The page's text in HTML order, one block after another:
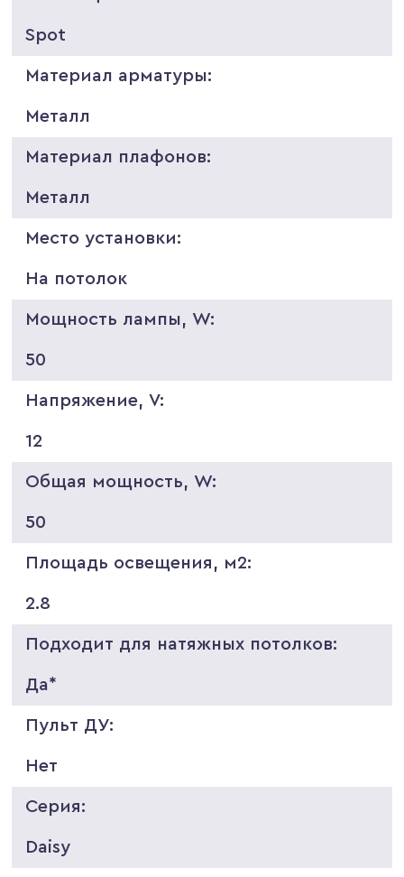
Spot
Материал арматуры:
Металл
Материал плафонов:
Металл
Место установки:
На потолок
Мощность лампы, W:
50
Напряжение, V:
12
Общая мощность, W:
50
Площадь освещения, м2:
2.8
Подходит для натяжных потолков:
Да*
Пульт ДУ:
Нет
Серия:
Daisy